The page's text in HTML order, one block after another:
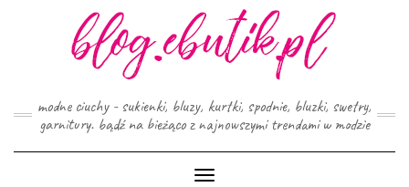
modne ciuchy - sukienki, bluzy, kurtki, spodnie, bluzki, swetry,
garnitury. bądź na bieżąco z najnowszymi trendami w modzie
Toggle